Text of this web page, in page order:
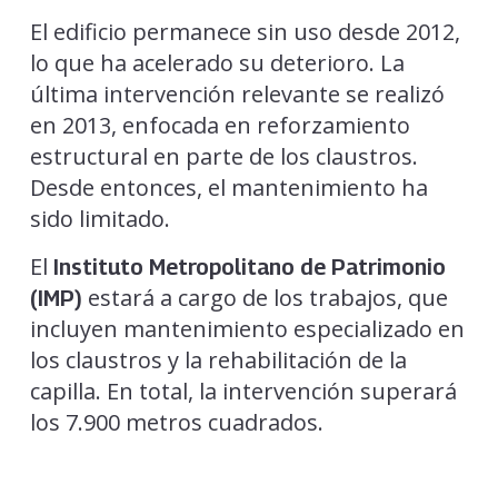
El edificio permanece sin uso desde 2012,
lo que ha acelerado su deterioro. La
última intervención relevante se realizó
en 2013, enfocada en reforzamiento
estructural en parte de los claustros.
Desde entonces, el mantenimiento ha
sido limitado.
El Instituto Metropolitano de Patrimonio
(IMP) estará a cargo de los trabajos, que
incluyen mantenimiento especializado en
los claustros y la rehabilitación de la
capilla. En total, la intervención superará
los 7.900 metros cuadrados.